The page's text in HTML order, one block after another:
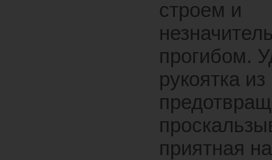
строем и
прогибом.
рукоятка
приятная